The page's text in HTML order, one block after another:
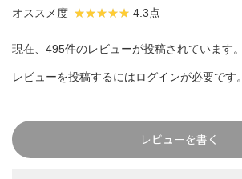
オススメ度 4.3点
現在、495件のレビューが投稿されています。
レビューを投稿するにはログインが必要です。
レビューを書く